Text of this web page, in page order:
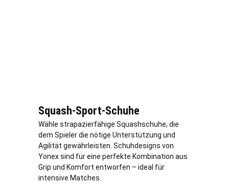
Squash-Sport-Schuhe
Wähle strapazierfähige Squashschuhe, die
dem Spieler die nötige Unterstützung und
Agilität gewährleisten. Schuhdesigns von
Yonex sind für eine perfekte Kombination aus
Grip und Komfort entworfen – ideal für
intensive Matches.